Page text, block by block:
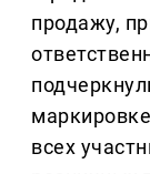
продажу,
всех